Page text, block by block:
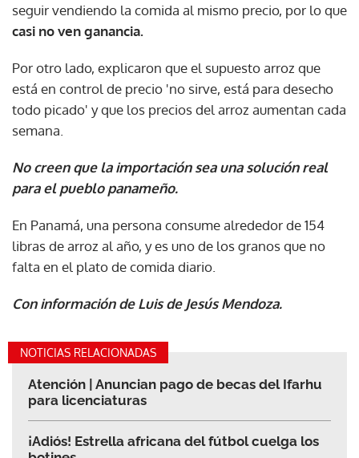
seguir vendiendo la comida al mismo precio, por lo que
casi no ven ganancia.
Por otro lado, explicaron que el supuesto arroz que
está en control de precio 'no sirve, está para desecho
todo picado' y que los precios del arroz aumentan cada
semana.
No creen que la importación sea una solución real
para el pueblo panameño.
En Panamá, una persona consume alrededor de 154
libras de arroz al año, y es uno de los granos que no
falta en el plato de comida diario.
Con información de Luis de Jesús Mendoza.
NOTICIAS RELACIONADAS
Atención | Anuncian pago de becas del Ifarhu
para licenciaturas
¡Adiós! Estrella africana del fútbol cuelga los